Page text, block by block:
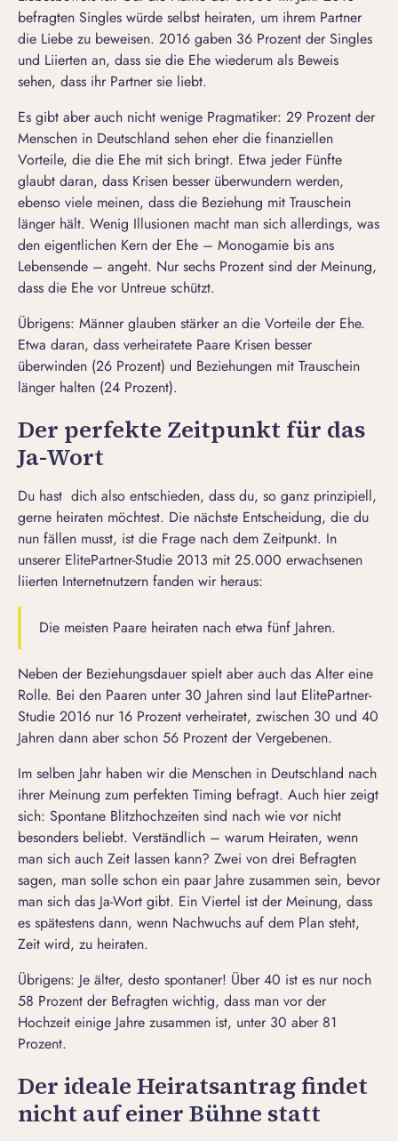
befragten Singles würde selbst heiraten, um ihrem Partner
die Liebe zu beweisen. 2016 gaben 36 Prozent der Singles
und Liierten an, dass sie die Ehe wiederum als Beweis
sehen, dass ihr Partner sie liebt.
Es gibt aber auch nicht wenige Pragmatiker: 29 Prozent der
Menschen in Deutschland sehen eher die finanziellen
Vorteile, die die Ehe mit sich bringt. Etwa jeder Fünfte
glaubt daran, dass Krisen besser überwundern werden,
ebenso viele meinen, dass die Beziehung mit Trauschein
länger hält. Wenig Illusionen macht man sich allerdings, was
den eigentlichen Kern der Ehe – Monogamie bis ans
Lebensende – angeht. Nur sechs Prozent sind der Meinung,
dass die Ehe vor Untreue schützt.
Übrigens: Männer glauben stärker an die Vorteile der Ehe.
Etwa daran, dass verheiratete Paare Krisen besser
überwinden (26 Prozent) und Beziehungen mit Trauschein
länger halten (24 Prozent).
Der perfekte Zeitpunkt für das
Ja-Wort
Du hast dich also entschieden, dass du, so ganz prinzipiell,
gerne heiraten möchtest. Die nächste Entscheidung, die du
nun fällen musst, ist die Frage nach dem Zeitpunkt. In
unserer ElitePartner-Studie 2013 mit 25.000 erwachsenen
liierten Internetnutzern fanden wir heraus:
Die meisten Paare heiraten nach etwa fünf Jahren.
Neben der Beziehungsdauer spielt aber auch das Alter eine
Rolle. Bei den Paaren unter 30 Jahren sind laut ElitePartner-
Studie 2016 nur 16 Prozent verheiratet, zwischen 30 und 40
Jahren dann aber schon 56 Prozent der Vergebenen.
Im selben Jahr haben wir die Menschen in Deutschland nach
ihrer Meinung zum perfekten Timing befragt. Auch hier zeigt
sich: Spontane Blitzhochzeiten sind nach wie vor nicht
besonders beliebt. Verständlich – warum Heiraten, wenn
man sich auch Zeit lassen kann? Zwei von drei Befragten
sagen, man solle schon ein paar Jahre zusammen sein, bevor
man sich das Ja-Wort gibt. Ein Viertel ist der Meinung, dass
es spätestens dann, wenn Nachwuchs auf dem Plan steht,
Zeit wird, zu heiraten.
Übrigens: Je älter, desto spontaner! Über 40 ist es nur noch
58 Prozent der Befragten wichtig, dass man vor der
Hochzeit einige Jahre zusammen ist, unter 30 aber 81
Prozent.
Der ideale Heiratsantrag findet
nicht auf einer Bühne statt